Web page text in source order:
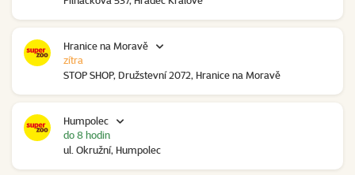
Hranice na Moravě
STOP SHOP, Družstevní 2072, Hranice na Moravě
zítra
Humpolec
ul. Okružní, Humpolec
do 8 hodin